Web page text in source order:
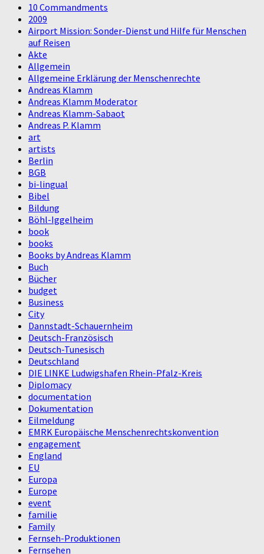
10 Commandments
2009
Airport Mission: Sonder-Dienst und Hilfe für Menschen
auf Reisen
Akte
Allgemein
Allgemeine Erklärung der Menschenrechte
Andreas Klamm
Andreas Klamm Moderator
Andreas Klamm-Sabaot
Andreas P. Klamm
art
artists
Berlin
BGB
bi-lingual
Bibel
Bildung
Böhl-Iggelheim
book
books
Books by Andreas Klamm
Buch
Bücher
budget
Business
City
Dannstadt-Schauernheim
Deutsch-Französisch
Deutsch-Tunesisch
Deutschland
DIE LINKE Ludwigshafen Rhein-Pfalz-Kreis
Diplomacy
documentation
Dokumentation
Eilmeldung
EMRK Europäische Menschenrechtskonvention
engagement
England
EU
Europa
Europe
event
familie
Family
Fernseh-Produktionen
Fernsehen